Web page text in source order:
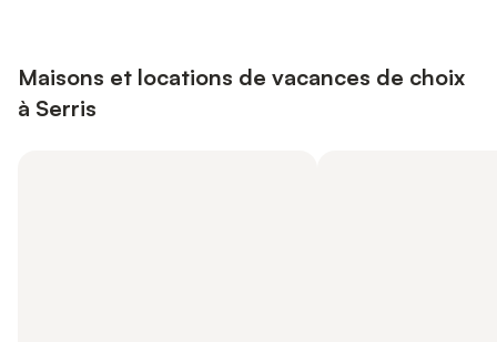
Maisons et locations de vacances de choix
à Serris